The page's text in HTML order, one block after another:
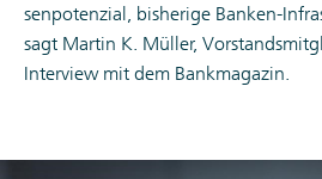
senpotenzial, bisherige Banken-
sagt Martin K. Müller,
Interview mit dem Bankmagazin.